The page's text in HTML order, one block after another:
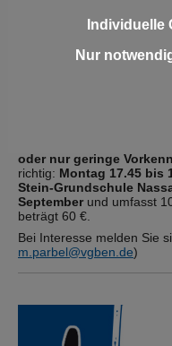
Individuelle
Nur
Wolltest du schon
Um weiteren
oder nur geringe
richtig: Montag 17.45 bis
Stein-Grundschule
Septemberund umfasst
beträgt 60 €.
Bei Interesse melden Sie
m.parbel@vgben.de)
Show larger version